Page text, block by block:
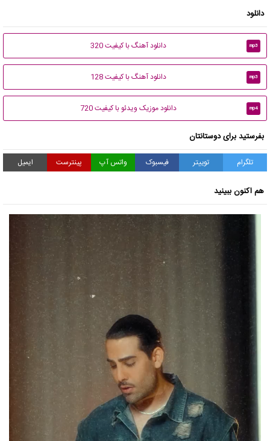
دانلود
mp3 دانلود آهنگ با کیفیت 320
mp3 دانلود آهنگ با کیفیت 128
mp4 دانلود موزیک ویدئو با کیفیت 720
بفرستید برای دوستانتان
تلگرام توییتر فیسبوک واتس آپ پینترست ایمیل
هم اکنون ببینید